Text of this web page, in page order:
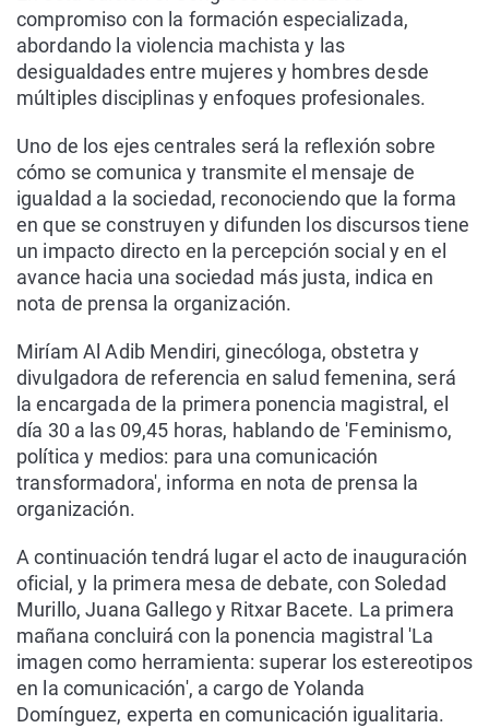
compromiso con la formación especializada,
abordando la violencia machista y las
desigualdades entre mujeres y hombres desde
múltiples disciplinas y enfoques profesionales.
Uno de los ejes centrales será la reflexión sobre
cómo se comunica y transmite el mensaje de
igualdad a la sociedad, reconociendo que la forma
en que se construyen y difunden los discursos tiene
un impacto directo en la percepción social y en el
avance hacia una sociedad más justa, indica en
nota de prensa la organización.
Miríam Al Adib Mendiri, ginecóloga, obstetra y
divulgadora de referencia en salud femenina, será
la encargada de la primera ponencia magistral, el
día 30 a las 09,45 horas, hablando de 'Feminismo,
política y medios: para una comunicación
transformadora', informa en nota de prensa la
organización.
A continuación tendrá lugar el acto de inauguración
oficial, y la primera mesa de debate, con Soledad
Murillo, Juana Gallego y Ritxar Bacete. La primera
mañana concluirá con la ponencia magistral 'La
imagen como herramienta: superar los estereotipos
en la comunicación', a cargo de Yolanda
Domínguez, experta en comunicación igualitaria.